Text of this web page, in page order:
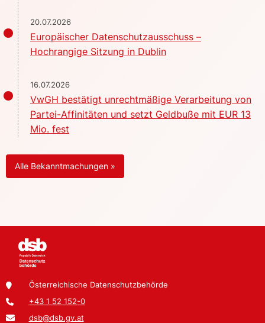
20.07.2026
Europäischer Datenschutzausschuss –
Hochrangige Sitzung in Dublin
16.07.2026
VwGH bestätigt unrechtmäßige Verarbeitung von
Partei-Affinitäten und setzt Geldbuße mit EUR 13
Mio. fest
Alle Bekanntmachungen »
Österreichische Datenschutzbehörde
+43 1 52 152-0
dsb@dsb.gv.at